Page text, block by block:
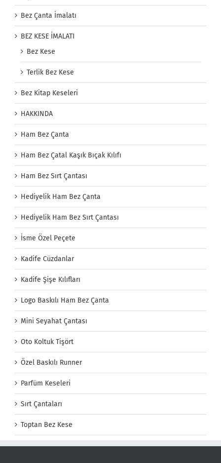
Bez Çanta İmalatı
BEZ KESE İMALATI
Bez Kese
Terlik Bez Kese
Bez Kitap Keseleri
HAKKINDA
Ham Bez Çanta
Ham Bez Çatal Kaşık Bıçak Kılıfı
Ham Bez Sırt Çantası
Hediyelik Ham Bez Çanta
Hediyelik Ham Bez Sırt Çantası
İsme Özel Peçete
Kadife Cüzdanlar
Kadife Şişe Kılıfları
Logo Baskılı Ham Bez Çanta
Mini Seyahat Çantası
Oto Koltuk Tişört
Özel Baskılı Runner
Parfüm Keseleri
Sırt Çantaları
Toptan Bez Kese